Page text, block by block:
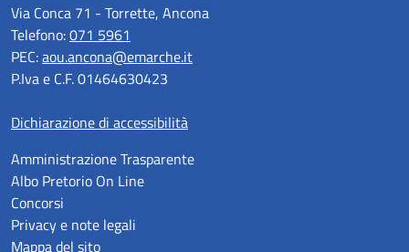
Via Conca 71 - Torrette, Ancona
Telefono:071 5961
PEC:aou.ancona@emarche.it
P.Iva e C.F. 01464630423
Dichiarazione di accessibilità
Amministrazione Trasparente
Albo Pretorio On Line
Concorsi
Privacy e note legali
Mappa del sito